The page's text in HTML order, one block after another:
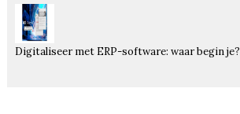
Digitaliseer met ERP-software: waar begin je?